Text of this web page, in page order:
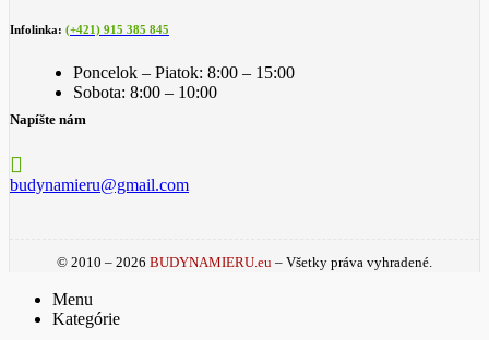
Infolinka: (+421) 915 385 845
Poncelok – Piatok: 8:00 – 15:00
Sobota: 8:00 – 10:00
Napíšte nám
budynamieru@gmail.com
© 2010 – 2026 BUDYNAMIERU.eu – Všetky práva vyhradené.
Menu
Kategórie